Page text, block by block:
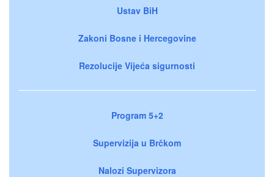
Ustav BiH
Zakoni Bosne i Hercegovine
Rezolucije Vijeća sigurnosti
Program 5+2
Supervizija u Brčkom
Nalozi Supervizora